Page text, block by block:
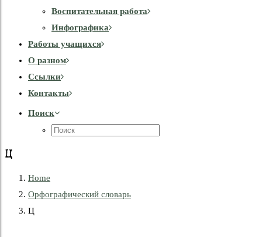
Воспитательная работа
Инфографика
Работы учащихся
О разном
Cсылки
Контакты
Поиск
Ц
Home
Орфографический словарь
Ц